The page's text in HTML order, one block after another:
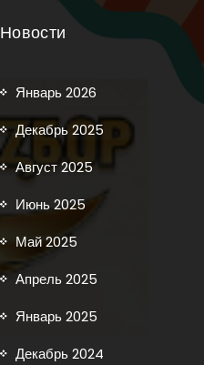
Новости
Январь 2026
Декабрь 2025
Август 2025
Июнь 2025
Май 2025
Апрель 2025
Январь 2025
Декабрь 2024